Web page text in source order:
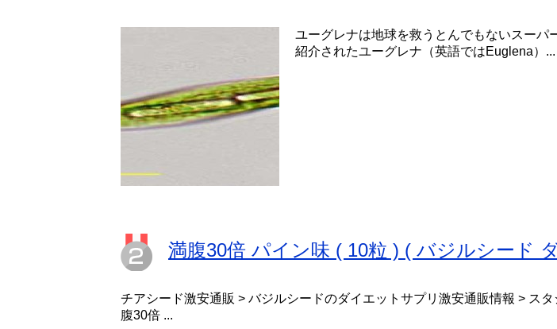
ユーグレナは地球を救うとんでもないスーパ
紹介されたユーグレナ（英語ではEuglena）...
満腹30倍 パイン味 ( 10粒 ) ( バジルシード
チアシード激安通販 > バジルシードのダイエットサプリ激安通販情報 > ス
腹30倍 ...